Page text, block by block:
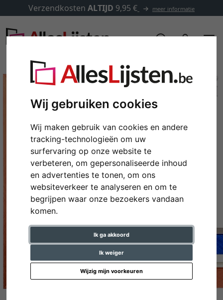
Wij gebruiken cookies
Wij maken gebruik van cookies en andere
tracking-technologieën om uw
surfervaring op onze website te
verbeteren, om gepersonaliseerde inhoud
en advertenties te tonen, om ons
websiteverkeer te analyseren en om te
begrijpen waar onze bezoekers vandaan
komen.
Ik ga akkoord
Ik weiger
Wijzig mijn voorkeuren
Verzendkosten ALTIJD 9,95 € meer informatie
Terug